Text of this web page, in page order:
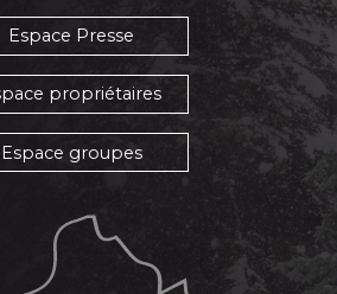
Espace Presse
propriétaires
Espace groupes